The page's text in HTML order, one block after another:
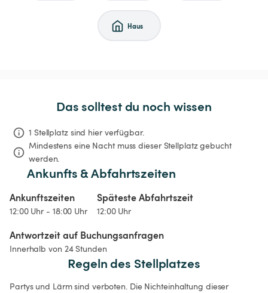
Haus
Das solltest du noch wissen
1 Stellplatz sind hier verfügbar.
Mindestens eine Nacht muss dieser Stellplatz gebucht
werden.
Ankunfts & Abfahrtszeiten
Ankunftszeiten
12:00 Uhr - 18:00 Uhr
Späteste Abfahrtszeit
12:00 Uhr
Antwortzeit auf Buchungsanfragen
Innerhalb von 24 Stunden
Regeln des Stellplatzes
Partys und Lärm sind verboten. Die Nichteinhaltung dieser